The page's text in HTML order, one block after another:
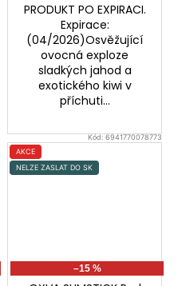
PRODUKT PO EXPIRACI.
Expirace:
(04/2026)Osvěžující
ovocná exploze
sladkých jahod a
exotického kiwi v
příchuti...
Kód:6941770078773
AKCE
NELZE ZASLAT DO SK
–15 %